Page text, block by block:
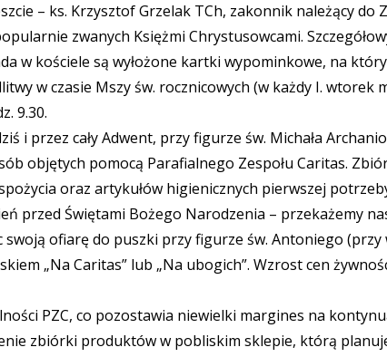
– ks. Krzysztof Grzelak TCh, zakonnik należący
zwanych Księżmi Chrystusowcami.
w kościele są wyłożone kartki wypominkowe, na
w czasie Mszy św. rocznicowych (w każdy I. wtorek
9.30.
i przez cały Adwent, przy figurze św. Michała
objętych pomocą Parafialnego Zespołu Caritas.
oraz artykułów higienicznych pierwszej
przed Świętami Bożego Narodzenia – przekażemy
swoją ofiarę do puszki przy figurze św. Antoniego
„Na Caritas” lub „Na ubogich”. Wzrost cen
PZC, co pozostawia niewielki margines na
zbiórki produktów w pobliskim sklepie, którą